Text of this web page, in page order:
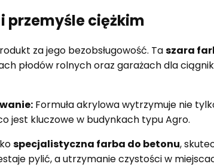
przemyśle ciężkim
za jego bezobsługowość. Taszara
płodów rolnych oraz garażach dla
Formuła akrylowa wytrzymuje nie
jest kluczowe w budynkach typu Agro.
specjalistyczna farba do betonu,
pylić, a utrzymanie czystości w